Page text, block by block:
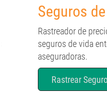
Seguros
Rastreador de
seguros de vida
aseguradoras.
Rastrear